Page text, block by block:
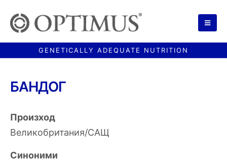
БАНДОГ
Произход
Великобритания/САЩ
Синоними